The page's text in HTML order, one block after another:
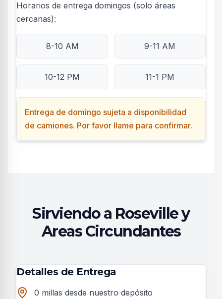
Horarios de entrega domingos (solo áreas
cercanas):
8-10 AM 9-11 AM
10-12 PM 11-1 PM
Entrega de domingo sujeta a disponibilidad
de camiones. Por favor llame para confirmar.
Sirviendo a Roseville y
Areas Circundantes
Detalles de Entrega
0 millas desde nuestro depósito